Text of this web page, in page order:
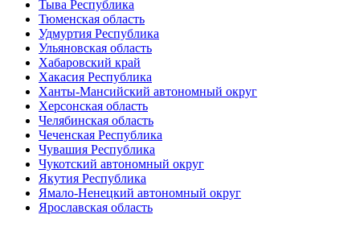
Тыва Республика
Тюменская область
Удмуртия Республика
Ульяновская область
Хабаровский край
Хакасия Республика
Ханты-Мансийский автономный округ
Херсонская область
Челябинская область
Чеченская Республика
Чувашия Республика
Чукотский автономный округ
Якутия Республика
Ямало-Ненецкий автономный округ
Ярославская область